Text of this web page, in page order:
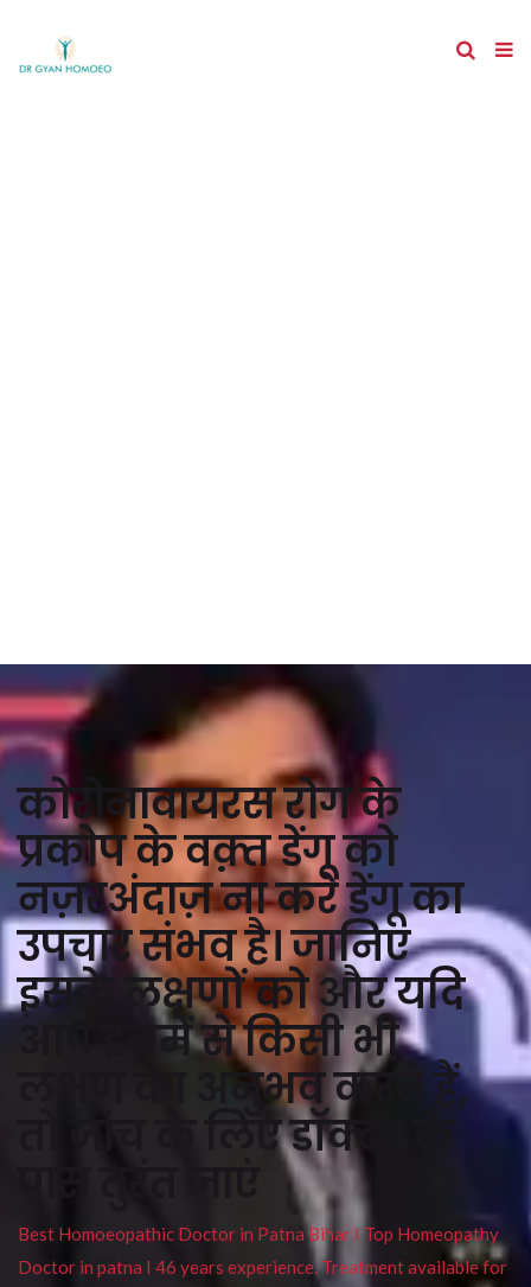
कोरोनावायरस रोग के
प्रकोप के वक़्त डेंगू को
नज़रअंदाज़ ना करे डेंगू का
उपचार संभव है। जानिए
इसके लक्षणों को और यदि
आप इनमें से किसी भी
लक्षण का अनुभव करते हैं,
तो जांच के लिए डॉक्टर के
Best Homoeopathic Doctor in Patna Bihar I Top Homeopathy
Doctor in patna I 46 years experience. Treatment available for